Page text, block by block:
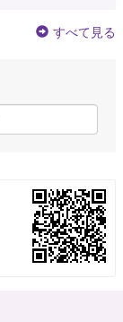
すべて見る